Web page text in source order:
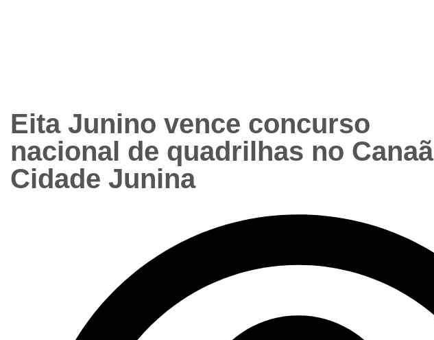
Eita Junino vence concurso
nacional de quadrilhas no Canaã
Cidade Junina